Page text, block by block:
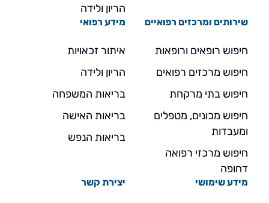
הריון ולידה
שירותים ומרכזים רפואיים
חיפוש רופאים ורופאות
חיפוש מרכזים רפואים
חיפוש בתי מרקחת
חיפוש מכונים, מטפלים
ומעבדות
חיפוש מרכזי רפואה
דחופה
מידע רפואי
איתור זכאויות
הריון ולידה
בריאות המשפחה
בריאות האישה
בריאות הנפש
מידע שימושי יצירת קשר